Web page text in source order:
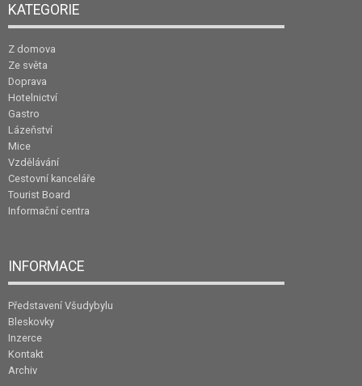
KATEGORIE
Z domova
Ze světa
Doprava
Hotelnictví
Gastro
Lázeňství
Mice
Vzdělávání
Cestovní kanceláře
Tourist Board
Informační centra
INFORMACE
Představení Všudybylu
Bleskovky
Inzerce
Kontakt
Archiv